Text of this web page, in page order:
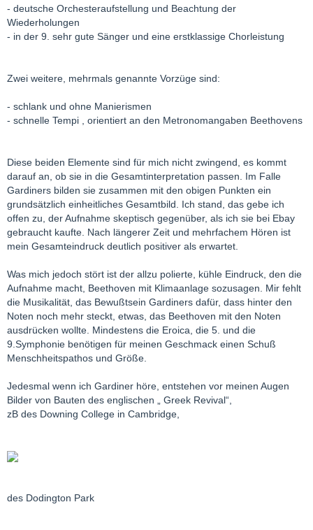
- deutsche Orchesteraufstellung und Beachtung der
Wiederholungen
- in der 9. sehr gute Sänger und eine erstklassige Chorleistung
Zwei weitere, mehrmals genannte Vorzüge sind:
- schlank und ohne Manierismen
- schnelle Tempi , orientiert an den Metronomangaben Beethovens
Diese beiden Elemente sind für mich nicht zwingend, es kommt
darauf an, ob sie in die Gesamtinterpretation passen. Im Falle
Gardiners bilden sie zusammen mit den obigen Punkten ein
grundsätzlich einheitliches Gesamtbild. Ich stand, das gebe ich
offen zu, der Aufnahme skeptisch gegenüber, als ich sie bei Ebay
gebraucht kaufte. Nach längerer Zeit und mehrfachem Hören ist
mein Gesamteindruck deutlich positiver als erwartet.
Was mich jedoch stört ist der allzu polierte, kühle Eindruck, den die
Aufnahme macht, Beethoven mit Klimaanlage sozusagen. Mir fehlt
die Musikalität, das Bewußtsein Gardiners dafür, dass hinter den
Noten noch mehr steckt, etwas, das Beethoven mit den Noten
ausdrücken wollte. Mindestens die Eroica, die 5. und die
9.Symphonie benötigen für meinen Geschmack einen Schuß
Menschheitspathos und Größe.
Jedesmal wenn ich Gardiner höre, entstehen vor meinen Augen
Bilder von Bauten des englischen „ Greek Revival“,
zB des Downing College in Cambridge,
des Dodington Park